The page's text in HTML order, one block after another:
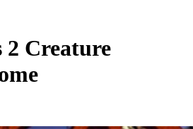
Creature